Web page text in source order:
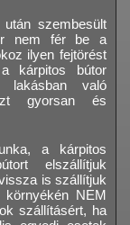
szembesült
nem fér be a
ilyen fejtörést
kárpitos bútor
lakásban való
gyorsan és
a kárpitos
elszállítjuk
is szállítjuk
NEM
szállításért, ha